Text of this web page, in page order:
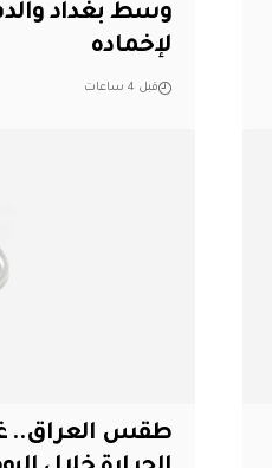
وسط بغداد
لإخماده
قبل 4 ساعات
طقس العراق..